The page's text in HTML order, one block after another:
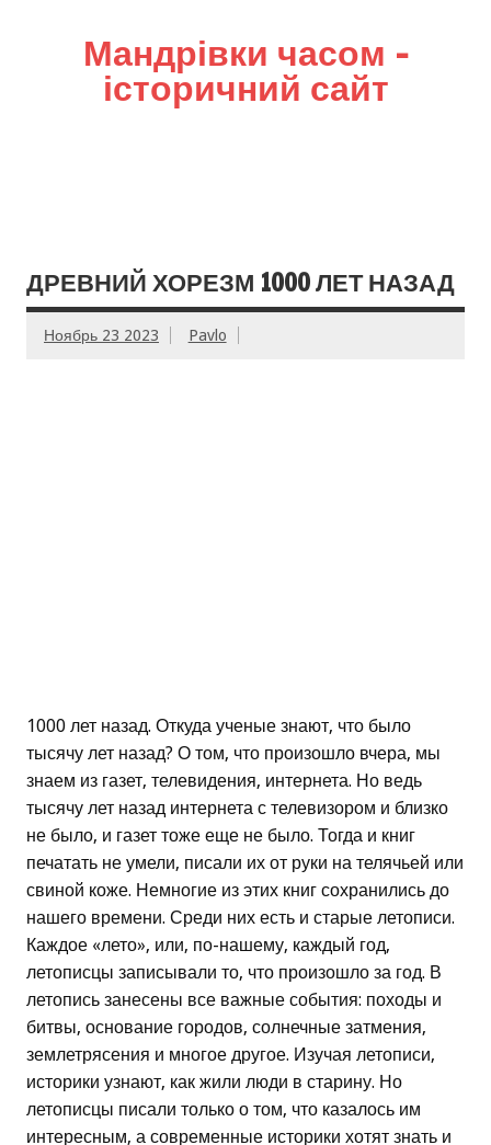
Мандрівки часом –
історичний сайт
ДРЕВНИЙ ХОРЕЗМ 1000 ЛЕТ НАЗАД
Ноябрь 23 2023 Pavlo
1000 лет назад. Откуда ученые знают, что было
тысячу лет назад? О том, что произошло вчера, мы
знаем из газет, телевидения, интернета. Но ведь
тысячу лет назад интернета с телевизором и близко
не было, и газет тоже еще не было. Тогда и книг
печатать не умели, писали их от руки на телячьей или
свиной коже. Немногие из этих книг сохранились до
нашего времени. Среди них есть и старые летописи.
Каждое «лето», или, по-нашему, каждый год,
летописцы записывали то, что произошло за год. В
летопись занесены все важные события: походы и
битвы, основание городов, солнечные затмения,
землетрясения и многое другое. Изучая летописи,
историки узнают, как жили люди в старину. Но
летописцы писали только о том, что казалось им
интересным, а современные историки хотят знать и